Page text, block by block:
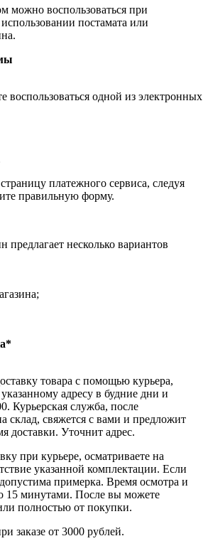
можно воспользоваться при
постамата или
воспользоваться одной из электронных
платежного сервиса, следуя
правильную форму.
предлагает несколько вариантов
товара с помощью курьера,
адресу в будние дни и
Курьерская служба, после
склад, свяжется с вами и предложит
доставки. Уточнит адрес.
при курьере, осматриваете на
указанной комплектации. Если
примерка. Время осмотра и
15 минутами. После вы можете
полностью от покупки.
заказе от 3000 рублей.